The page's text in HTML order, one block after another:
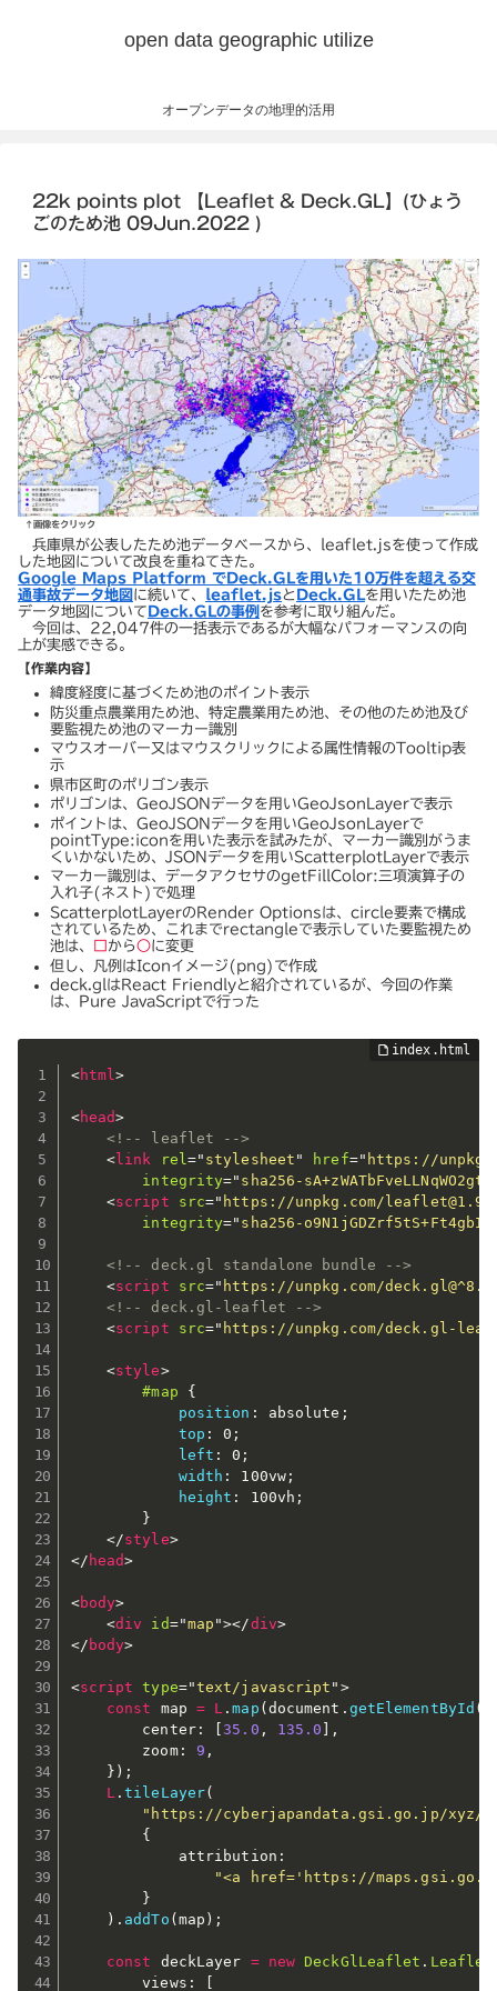
open data geographic utilize
オープンデータの地理的活用
22k points plot 【Leaflet & Deck.GL】(ひょう
ごのため池 09Jun.2022 )
↑画像をクリック
兵庫県が公表したため池データベースから、leaflet.jsを使って作成
した地図について改良を重ねてきた。
Google Maps Platform でDeck.GLを用いた10万件を超える交
通事故データ地図 に続いて、 leaflet.jsと Deck.GLを用いたため池
データ地図について Deck.GLの事例 を参考に取り組んだ。
今回は、22,047件の一括表示であるが大幅なパフォーマンスの向
上が実感できる。
【作業内容】
緯度経度に基づくため池のポイント表示
防災重点農業用ため池、特定農業用ため池、その他のため池及び
要監視ため池のマーカー識別
マウスオーバー又はマウスクリックによる属性情報のTooltip表
示
県市区町のポリゴン表示
ポリゴンは、GeoJSONデータを用いGeoJsonLayerで表示
ポイントは、GeoJSONデータを用いGeoJsonLayerで
pointType:iconを用いた表示を試みたが、マーカー識別がうま
くいかないため、JSONデータを用いScatterplotLayerで表示
マーカー識別は、データアクセサのgetFillColor:三項演算子の
入れ子(ネスト)で処理
ScatterplotLayerのRender Optionsは、circle要素で構成
されているため、これまでrectangleで表示していた要監視ため
池は、
から○に変更
但し、凡例はIconイメージ(png)で作成
deck.glはReact Friendlyと紹介されているが、今回の作業
は、Pure JavaScriptで行った
<html>
<head>
<!-- leaflet -->
< link rel=" stylesheet " href=" https://
integrity=" sha256-
<script src=" https://unpkg.com/
integrity=" sha256-
<!-- deck.gl standalone bundle -->
<script src=" https://unpkg.com/
<!-- deck.gl-leaflet -->
<script src=" https://unpkg.com/deck.gl-
<style>
#map
{
position : absolute ;
top : 0 ;
left : 0 ;
width : 100vw;
height : 100vh ;
}
</style>
</ head>
<body>
<div id="map "></div>
</ body>
<script type="text/javascript " >
const map = L .map ( document . getElementById (
        center
: [35.0 , 135.0
,
        zoom
: 9 ,
} ) ;
L .tileLayer(
"https://cyberjapandata.gsi.go.jp/
{
            attribution
:
"<a href='https://
}
) . addTo ( map ) ;
const deckLayer = new DeckGlLeaflet .
        views
: